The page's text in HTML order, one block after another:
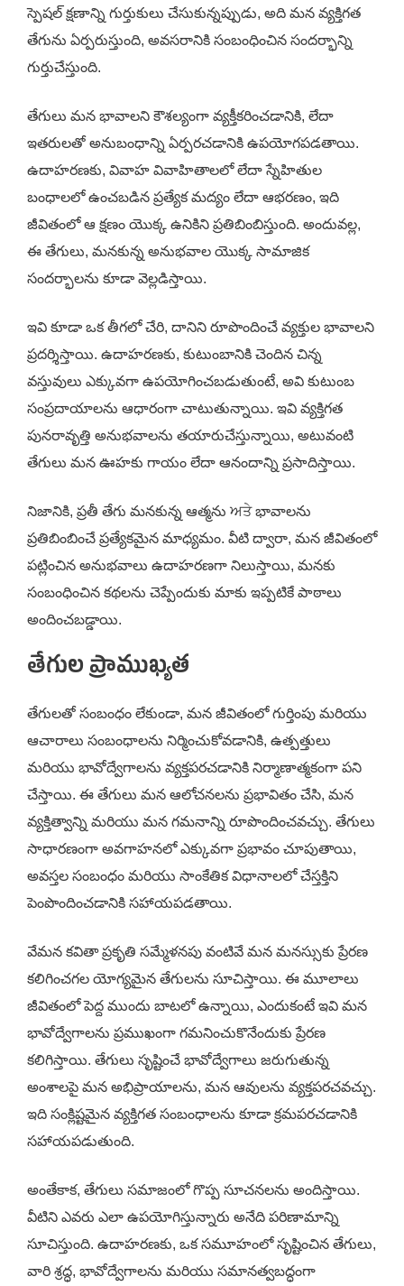
స్పెషల్ క్షణాన్ని గుర్తుకులు చేసుకున్నప్పుడు, అది మన వ్యక్తిగత
తేగును ఏర్పరుస్తుంది, అవసరానికి సంబంధించిన సందర్భాన్ని
గుర్తుచేస్తుంది.
తేగులు మన భావాలని కౌశల్యంగా వ్యక్తీకరించడానికి, లేదా
ఇతరులతో అనుబంధాన్ని ఏర్పరచడానికి ఉపయోగపడతాయి.
ఉదాహరణకు, వివాహ వివాహితాలలో లేదా స్నేహితుల
బంధాలలో ఉంచబడిన ప్రత్యేక మద్యం లేదా ఆభరణం, ఇది
జీవితంలో ఆ క్షణం యొక్క ఉనికిని ప్రతిబింబిస్తుంది. అందువల్ల,
ఈ తేగులు, మనకున్న అనుభవాల యొక్క సామాజిక
సందర్భాలను కూడా వెల్లడిస్తాయి.
ఇవి కూడా ఒక తీగలో చేరి, దానిని రూపొందించే వ్యక్తుల భావాలని
ప్రదర్శిస్తాయి. ఉదాహరణకు, కుటుంబానికి చెందిన చిన్న
వస్తువులు ఎక్కువగా ఉపయోగించబడుతుంటే, అవి కుటుంబ
సంప్రదాయాలను ఆధారంగా చాటుతున్నాయి. ఇవి వ్యక్తిగత
పునరావృత్తి అనుభవాలను తయారుచేస్తున్నాయి, అటువంటి
తేగులు మన ఊహకు గాయం లేదా ఆనందాన్ని ప్రసాదిస్తాయి.
నిజానికి, ప్రతీ తేగు మనకున్న ఆత్మను ਅਤੇ భావాలను
ప్రతిబింబించే ప్రత్యేకమైన మాధ్యమం. వీటి ద్వారా, మన జీవితంలో
పట్లించిన అనుభవాలు ఉదాహరణగా నిలుస్తాయి, మనకు
సంబంధించిన కథలను చెప్పేందుకు మాకు ఇప్పటికే పాఠాలు
అందించబడ్డాయి.
తేగుల ప్రాముఖ్యత
తేగులతో సంబంధం లేకుండా, మన జీవితంలో గుర్తింపు మరియు
ఆచారాలు సంబంధాలను నిర్మించుకోవడానికి, ఉత్పత్తులు
మరియు భావోద్వేగాలను వ్యక్తపరచడానికి నిర్మాణాత్మకంగా పని
చేస్తాయి. ఈ తేగులు మన ఆలోచనలను ప్రభావితం చేసి, మన
వ్యక్తిత్వాన్ని మరియు మన గమనాన్ని రూపొందించవచ్చు. తేగులు
సాధారణంగా అవగాహనలో ఎక్కువగా ప్రభావం చూపుతాయి,
అవస్తల సంబంధం మరియు సాంకేతిక విధానాలలో చేస్తక్తిని
పెంపొందించడానికి సహాయపడతాయి.
వేమన కవితా ప్రకృతి సమ్మేళనపు వంటివే మన మనస్సుకు ప్రేరణ
కలిగించగల యోగ్యమైన తేగులను సూచిస్తాయి. ఈ మూలాలు
జీవితంలో పెద్ద ముందు బాటలో ఉన్నాయి, ఎందుకంటే ఇవి మన
భావోద్వేగాలను ప్రముఖంగా గమనించుకొనేందుకు ప్రేరణ
కలిగిస్తాయి. తేగులు సృష్టించే భావోద్వేగాలు జరుగుతున్న
అంశాలపై మన అభిప్రాయాలను, మన ఆవులను వ్యక్తపరచవచ్చు.
ఇది సంక్లిష్టమైన వ్యక్తిగత సంబంధాలను కూడా క్రమపరచడానికి
సహాయపడుతుంది.
అంతేకాక, తేగులు సమాజంలో గొప్ప సూచనలను అందిస్తాయి.
వీటిని ఎవరు ఎలా ఉపయోగిస్తున్నారు అనేది పరిణామాన్ని
సూచిస్తుంది. ఉదాహరణకు, ఒక సమూహంలో సృష్టించిన తేగులు,
వారి శ్రద్ధ, భావోద్వేగాలను మరియు సమానత్వబద్ధంగా